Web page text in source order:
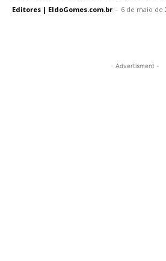
Editores | EldoGomes.com.br - 6 de maio de
- Advertisment -